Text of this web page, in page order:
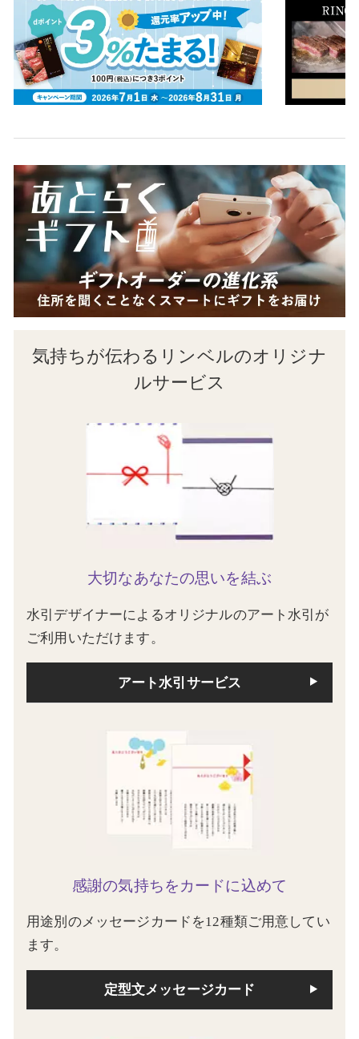
気持ちが伝わるリンベルのオリジナ
ルサービス
大切なあなたの思いを結ぶ
水引デザイナーによるオリジナルのアート水引が
ご利用いただけます。
アート水引サービス
感謝の気持ちをカードに込めて
用途別のメッセージカードを12種類ご用意してい
ます。
定型文メッセージカード